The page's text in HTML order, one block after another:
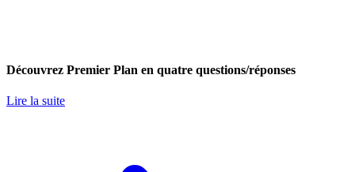
Découvrez Premier Plan en quatre questions/réponses
Lire la suite